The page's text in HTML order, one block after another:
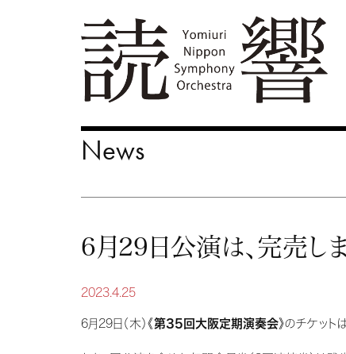
News
6月29日公演は、完売し
2023.4.25
6月29日（木）《第35回大阪定期演奏会》のチケット